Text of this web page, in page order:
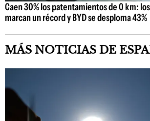
Caen 30% los patentamientos de 0 km:
marcan un récord y BYD se desploma 43%
MÁS NOTICIAS DE